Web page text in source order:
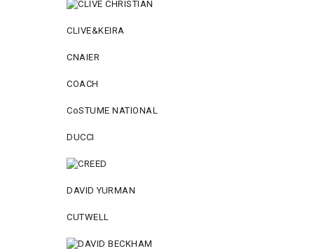
CLIVE&KEIRA
CNAIER
COACH
CoSTUME NATIONAL
DUCCI
DAVID YURMAN
CUTWELL